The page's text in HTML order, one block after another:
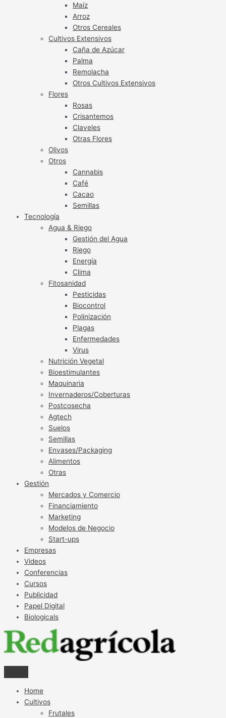
Maíz
Arroz
Otros Cereales
Cultivos Extensivos
Caña de Azúcar
Palma
Remolacha
Otros Cultivos Extensivos
Flores
Rosas
Crisantemos
Claveles
Otras Flores
Olivos
Otros
Cannabis
Café
Cacao
Semillas
Tecnología
Agua & Riego
Gestión del Agua
Riego
Energía
Clima
Fitosanidad
Pesticidas
Biocontrol
Polinización
Plagas
Enfermedades
Virus
Nutrición Vegetal
Bioestimulantes
Maquinaria
Invernaderos/Coberturas
Postcosecha
Agtech
Suelos
Semillas
Envases/Packaging
Alimentos
Otras
Gestión
Mercados y Comercio
Financiamiento
Marketing
Modelos de Negocio
Start-ups
Empresas
Videos
Conferencias
Cursos
Publicidad
Papel Digital
Biologicals
Home
Cultivos
Frutales